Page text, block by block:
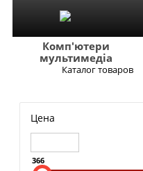
Комп'ютери
мультимедіа
Каталог товаров
Цена
366